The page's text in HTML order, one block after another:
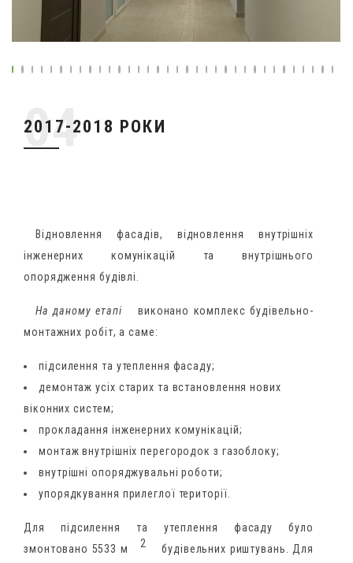
2017-2018 РОКИ
Відновлення фасадів, відновлення внутрішніх
інженерних комунікацій та внутрішнього
опорядження будівлі.
На даному етапі
виконано комплекс будівельно-
монтажних робіт, а саме:
підсилення та утеплення фасаду;
демонтаж усіх старих та встановлення нових
віконних систем;
прокладання інженерних комунікацій;
монтаж внутрішніх перегородок з газоблоку;
внутрішні опоряджувальні роботи;
упорядкування прилеглої території.
Для підсилення та утеплення фасаду було
змонтовано 5533 м
2 будівельних риштувань.
Для